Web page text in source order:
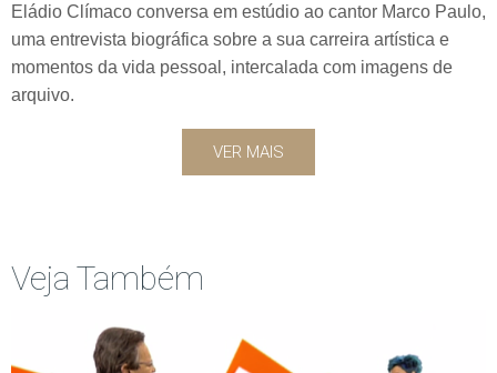
Eládio Clímaco conversa em estúdio ao cantor Marco Paulo,
uma entrevista biográfica sobre a sua carreira artística e
momentos da vida pessoal, intercalada com imagens de
arquivo.
VER MAIS
Veja Também